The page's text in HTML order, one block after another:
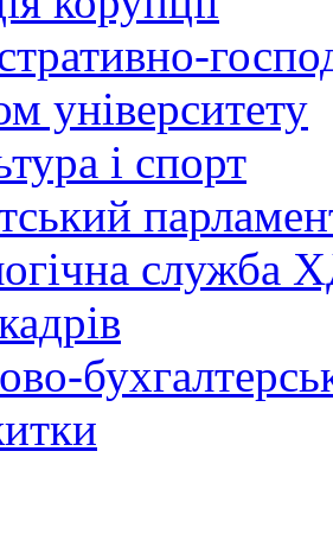
університету
і спорт
служба